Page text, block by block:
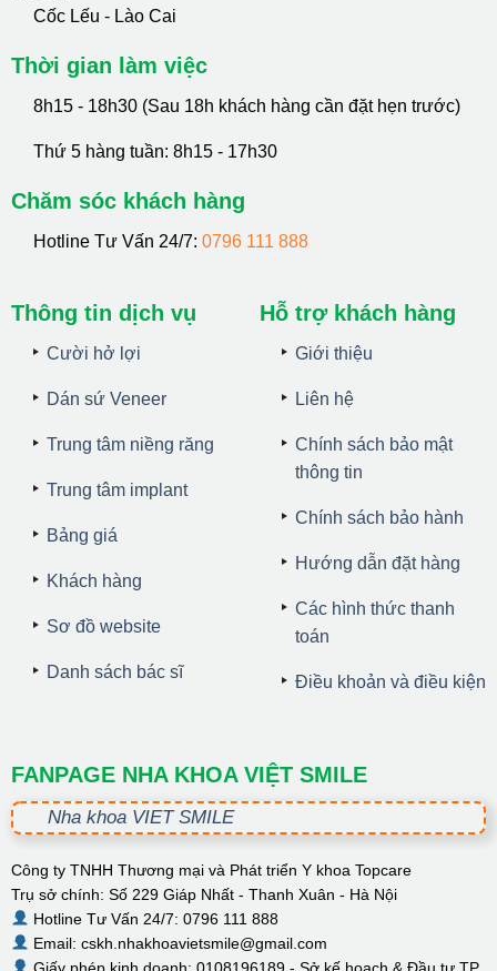
Cốc Lếu - Lào Cai
Thời gian làm việc
8h15 - 18h30 (Sau 18h khách hàng cần đặt hẹn trước)
Thứ 5 hàng tuần: 8h15 - 17h30
Chăm sóc khách hàng
Hotline Tư Vấn 24/7: 0796 111 888
Thông tin dịch vụ
Cười hở lợi
Dán sứ Veneer
Trung tâm niềng răng
Trung tâm implant
Bảng giá
Khách hàng
Sơ đồ website
Danh sách bác sĩ
Hỗ trợ khách hàng
Giới thiệu
Liên hệ
Chính sách bảo mật
thông tin
Chính sách bảo hành
Hướng dẫn đặt hàng
Các hình thức thanh
toán
Điều khoản và điều kiện
FANPAGE NHA KHOA VIỆT SMILE
Nha khoa VIET SMILE
Công ty TNHH Thương mại và Phát triển Y khoa Topcare
Trụ sở chính: Số 229 Giáp Nhất - Thanh Xuân - Hà Nội
Hotline Tư Vấn 24/7: 0796 111 888
Email: cskh.nhakhoavietsmile@gmail.com
Giấy phép kinh doanh: 0108196189 - Sở kế hoạch & Đầu tư TP.